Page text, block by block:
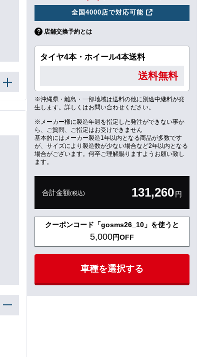
全国4000店で対応可能
店舗交換予約とは
タイヤ4本・ホイール4本送料
送料無料
※沖縄県・離島・一部地域は送料の他に別途中継料が発
生します。詳しくはお問い合わせください。
※メーカー様に製造年週を指定した発注ができない事か
ら、ご質問、ご指定はお受けできません
基本的にはメーカー製造1年以内となる商品が多数です
が、サイズにより製造数が少ない場合など2年以内となる
場合がございます。何卒ご理解賜りますようお願い致し
ます。
合計金額(税込) 131,260円
クーポンコード「gosms26_10」を使うと
5,000円OFF
車種を選択する